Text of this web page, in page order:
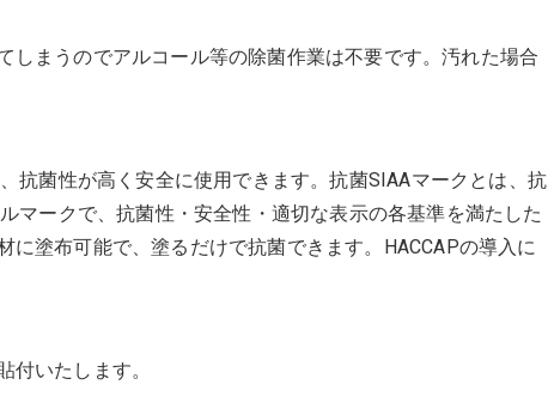
しまうのでアルコール等の除菌作業は不要です。汚れた場合
抗菌性が高く安全に使用できます。抗菌SIAAマークとは、抗
マークで、抗菌性・安全性・適切な表示の各基準を満たした
塗布可能で、塗るだけで抗菌できます。HACCAPの導入に
いたします。